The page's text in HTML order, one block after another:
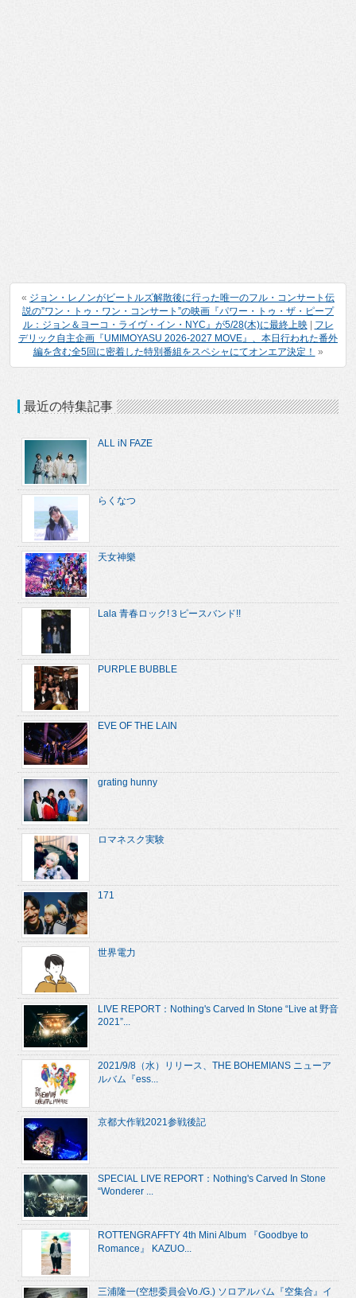
« ジョン・レノンがビートルズ解散後に行った唯一のフル・コンサート伝
説の”ワン・トゥ・ワン・コンサート”の映画『パワー・トゥ・ザ・ピープ
ル：ジョン＆ヨーコ・ライヴ・イン・NYC』が5/28(木)に最終上映|
フレ
デリック自主企画『UMIMOYASU 2026-2027 MOVE』、本日行われた番外
編を含む全5回に密着した特別番組をスペシャにてオンエア決定！ »
最近の特集記事
ALL iN FAZE
らくなつ
天女神樂
Lala 青春ロック!３ピースバンド!!
PURPLE BUBBLE
EVE OF THE LAIN
grating hunny
ロマネスク実験
171
世界電力
LIVE REPORT：Nothing's Carved In Stone “Live at 野音
2021”...
2021/9/8（水）リリース、THE BOHEMIANS ニューア
ルバム『ess...
京都大作戦2021参戦後記
SPECIAL LIVE REPORT：Nothing's Carved In Stone
“Wonderer ...
ROTTENGRAFFTY 4th Mini Album 『Goodbye to
Romance』 KAZUO...
三浦隆一(空想委員会Vo./G.) ソロアルバム『空集合』イ